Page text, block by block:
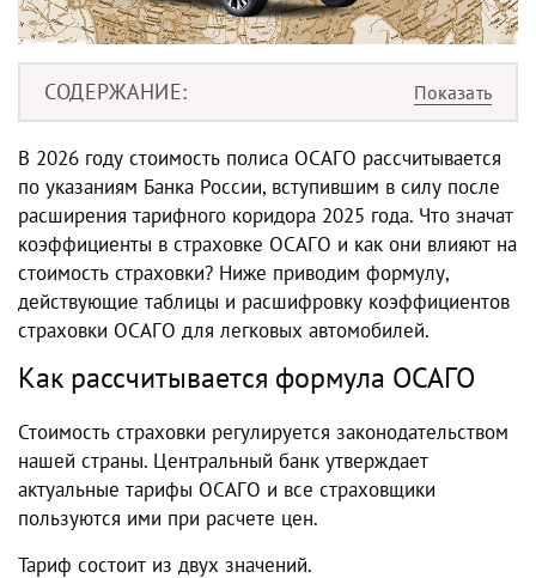
СОДЕРЖАНИЕ
В 2026 году стоимость полиса ОСАГО рассчитывается
по указаниям Банка России, вступившим в силу после
расширения тарифного коридора 2025 года. Что значат
коэффициенты в страховке ОСАГО и как они влияют на
стоимость страховки? Ниже приводим формулу,
действующие таблицы и расшифровку коэффициентов
страховки ОСАГО для легковых автомобилей.
Как рассчитывается формула ОСАГО
Стоимость страховки регулируется законодательством
нашей страны. Центральный банк утверждает
актуальные тарифы ОСАГО и все страховщики
пользуются ими при расчете цен.
Тариф состоит из двух значений.